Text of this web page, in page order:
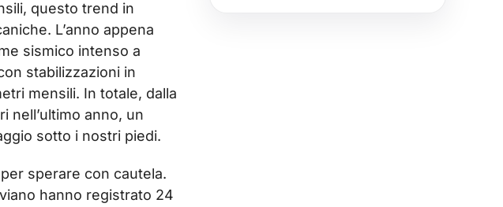
questo trend in
L’anno appena
sismico intenso a
stabilizzazioni in
mensili. In totale, dalla
nell’ultimo anno, un
sotto i nostri piedi.
sperare con cautela.
hanno registrato 24